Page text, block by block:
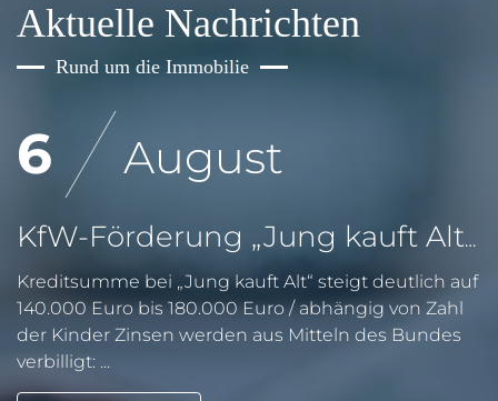
Aktuelle Nachrichten
Rund um die Immobilie
6 August
KfW-Förderung „Jung kauft Alt“: Höhere Kredite ab August 2026
Kreditsumme bei „Jung kauft Alt“ steigt deutlich auf
140.000 Euro bis 180.000 Euro / abhängig von Zahl
der Kinder Zinsen werden aus Mitteln des Bundes
verbilligt: ...